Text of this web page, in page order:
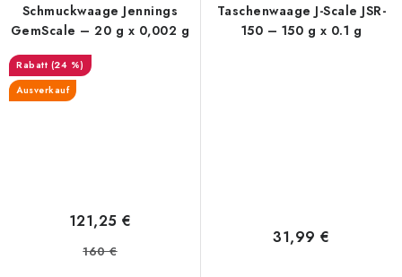
Schmuckwaage Jennings
GemScale – 20 g x 0,002 g
(24 %)
Ausverkauf
121,25 €
160 €
Taschenwaage J-Scale JSR-
150 – 150 g x 0.1 g
31,99 €